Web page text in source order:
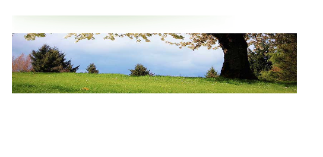
Her hos os får du altid en god afslutning når det gælder
Stille Begravelse I Skødstrup
vi hjælper i alle faser af begravelsel